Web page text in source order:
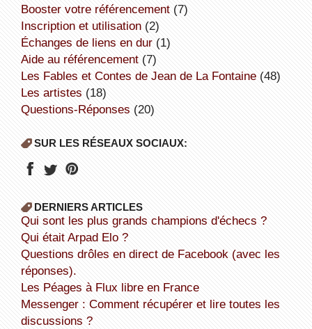
booster votre référencement(7)
inscription et utilisation(2)
échanges de liens en dur(1)
aide au référencement(7)
Les Fables et Contes de Jean de La Fontaine(48)
Les artistes (18)
Questions-Réponses (20)
SUR LES RÉSEAUX SOCIAUX:
DERNIERS ARTICLES
Qui sont les plus grands champions d'échecs ?
Qui était Arpad Elo ?
Questions drôles en direct de Facebook (avec les
réponses).
Les Péages à Flux libre en France
Messenger : Comment récupérer et lire toutes les
discussions ?